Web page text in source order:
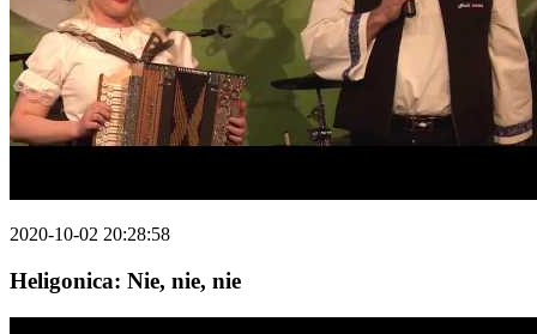
2020-10-02 20:28:58
Heligonica: Nie, nie, nie